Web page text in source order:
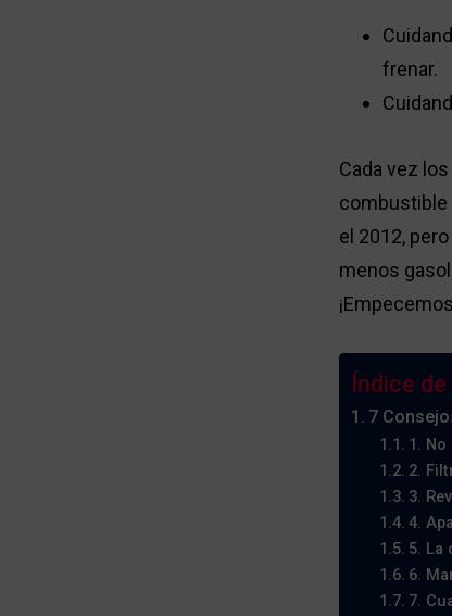
frenar.
Cada vez
combustible
el 2012,
menos
Índice
7
1.
2.
3.
4.
5. La
6.
7.